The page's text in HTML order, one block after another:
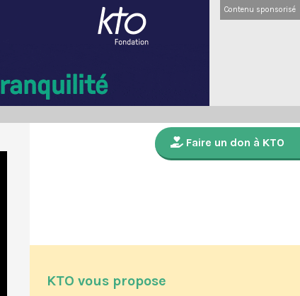
Contenu sponsorisé
Faire un don à KTO
KTO vous propose